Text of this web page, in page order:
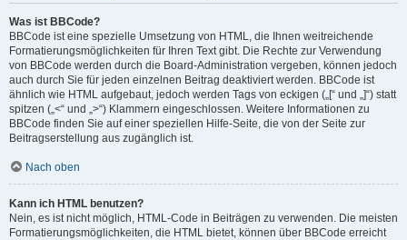
Was ist BBCode?
BBCode ist eine spezielle Umsetzung von HTML, die Ihnen weitreichende
Formatierungsmöglichkeiten für Ihren Text gibt. Die Rechte zur Verwendung
von BBCode werden durch die Board-Administration vergeben, können jedoch
auch durch Sie für jeden einzelnen Beitrag deaktiviert werden. BBCode ist
ähnlich wie HTML aufgebaut, jedoch werden Tags von eckigen („[“ und „]“) statt
spitzen („<“ und „>“) Klammern eingeschlossen. Weitere Informationen zu
BBCode finden Sie auf einer speziellen Hilfe-Seite, die von der Seite zur
Beitragserstellung aus zugänglich ist.
Nach oben
Kann ich HTML benutzen?
Nein, es ist nicht möglich, HTML-Code in Beiträgen zu verwenden. Die meisten
Formatierungsmöglichkeiten, die HTML bietet, können über BBCode erreicht